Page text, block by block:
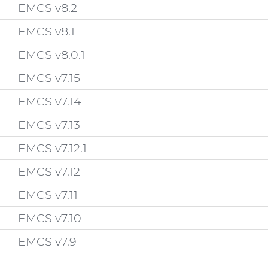
EMCS v8.2
EMCS v8.1
EMCS v8.0.1
EMCS v7.15
EMCS v7.14
EMCS v7.13
EMCS v7.12.1
EMCS v7.12
EMCS v7.11
EMCS v7.10
EMCS v7.9